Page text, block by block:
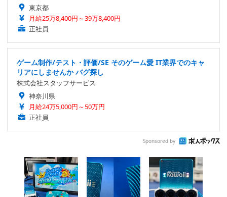
東京都
月給25万8,400円～39万8,400円
正社員
ゲーム制作/テスト・評価/SE そのゲーム愛 IT業界でのキャ
リアにしませんか バグ探し
株式会社スタッフサービス
神奈川県
月給24万5,000円～50万円
正社員
Sponsored by